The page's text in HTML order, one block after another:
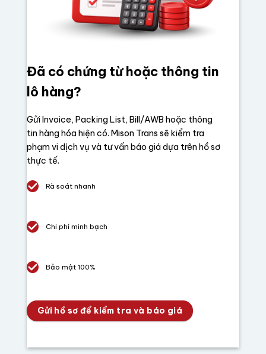
Đã có chứng từ hoặc thông tin
lô hàng?
Gửi Invoice, Packing List, Bill/AWB hoặc thông
tin hàng hóa hiện có. Mison Trans sẽ kiểm tra
phạm vi dịch vụ và tư vấn báo giá dựa trên hồ sơ
thực tế.
Rà soát nhanh
Chi phí minh bạch
Bảo mật 100%
Gửi hồ sơ để kiểm tra và báo giá